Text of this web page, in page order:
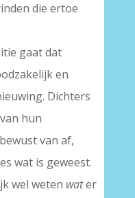
die ertoe
gaat dat
en
Dichters
hun
van af,
wat is geweest.
wel weten water